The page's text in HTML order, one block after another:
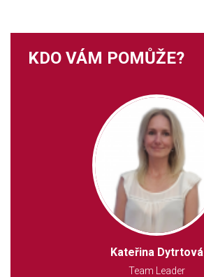
KDO VÁM POMŮŽE?
Kateřina Dytrtová
Team Leader